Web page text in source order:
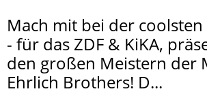
Mach mit bei der
- für das ZDF & KiKA,
den großen Meistern der
Ehrlich Brothers! D...